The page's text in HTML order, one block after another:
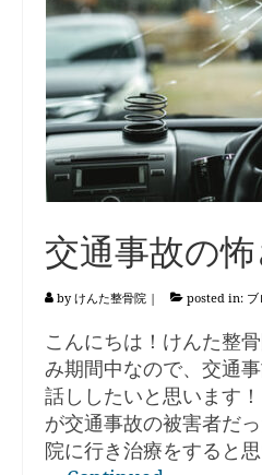
交通事故の怖
byけんた整骨院 | posted in: ブ
こんにちは！けんた整
み期間中なので、交通
話ししたいと思います
が交通事故の被害者だ
院に行き治療をすると思